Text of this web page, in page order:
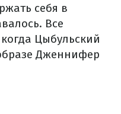
себя в
Все
Цыбульский
Дженнифер